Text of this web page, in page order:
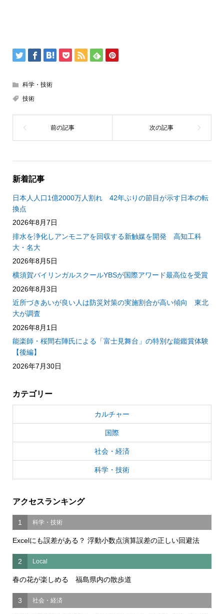
科学・技術
技術
新着記事
日本人人口1億2000万人割れ 42年ぶりの節目が示す日本の転
換点
2026年8月7日
排水を浄化しアンモニアを回収する新触媒を開発 高知工科
大・名大
2026年8月5日
横須賀バイリンガルスクールYBSが国際アワード最高位を受賞
2026年8月3日
近所づきあいが良い人は防災対策の実施割合が高い傾向 東北
大が調査
2026年8月1日
能楽師・桜間右陣氏による「富士見舞台」の特別な能鑑賞体験
【後編】
2026年7月30日
カテゴリー
カルチャー
国際
社会・経済
科学・技術
アクセスランキング
1 科学・技術
Excelにも誤差がある？ 浮動小数点演算誤差の正しい回避法
2 Local
春の花が楽しめる 福島県内の散歩道
3 社会・経済